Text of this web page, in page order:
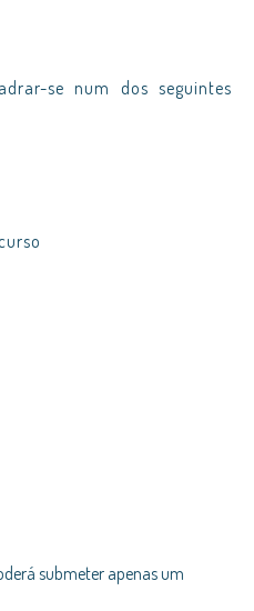
se num dos seguintes
submeter apenas um